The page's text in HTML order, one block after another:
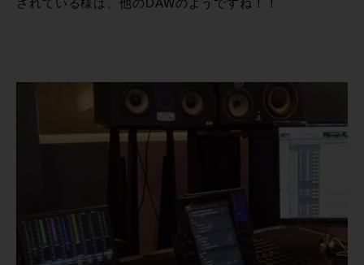
されている様は、他のDAWのようですね！！